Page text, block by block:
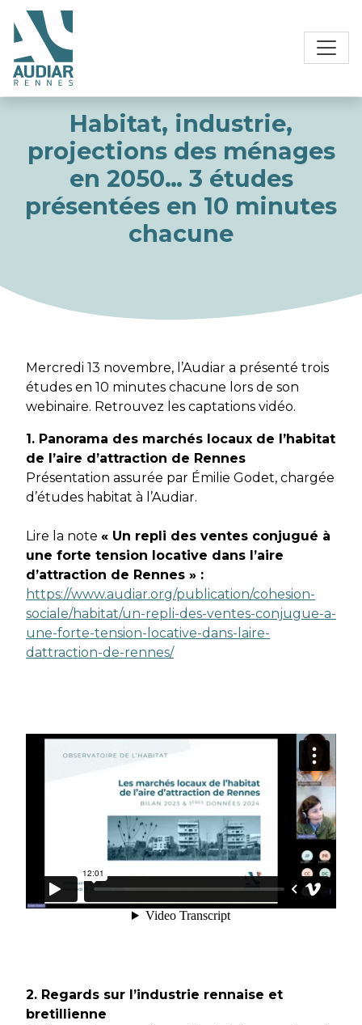
Habitat, industrie,
projections des ménages
en 2050… 3 études
présentées en 10 minutes
chacune
Mercredi 13 novembre, l’Audiar a présenté trois
études en 10 minutes chacune lors de son
webinaire. Retrouvez les captations vidéo.
1. Panorama des marchés locaux de l’habitat
de l’aire d’attraction de Rennes
Présentation assurée par Émilie Godet, chargée
d’études habitat à l’Audiar.
Lire la note « Un repli des ventes conjugué à
une forte tension locative dans l’aire
d’attraction de Rennes » :
https://www.audiar.org/publication/cohesion-
sociale/habitat/un-repli-des-ventes-conjugue-a-
une-forte-tension-locative-dans-laire-
dattraction-de-rennes/
2. Regards sur l’industrie rennaise et
bretillienne